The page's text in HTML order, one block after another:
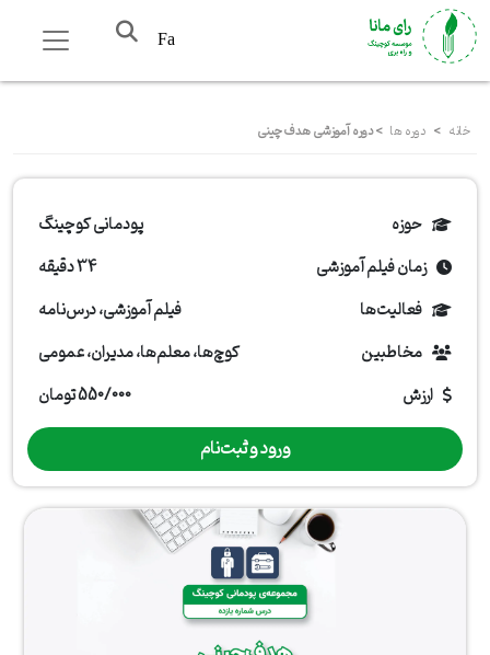
Fa
خانه > دوره ها >دوره آموزشی هدف‌چینی
پودمانی کوچینگ
حوزه
34 دقیقه
زمان فیلم آموزشی
فیلم آموزشی، درس‌نامه
فعالیت‌ها
کوچ‌ها، معلم‌ها، مدیران، عمومی
مخاطبین
550/000 تومان
ارزش
ورود و ثبت‌نام